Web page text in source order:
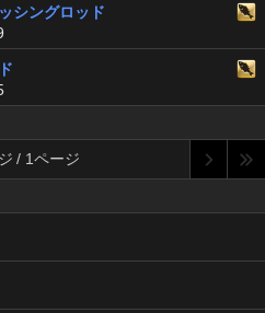
シングロッド
/ 1ページ